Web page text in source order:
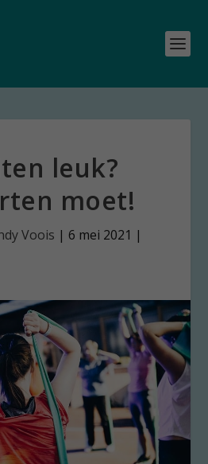
leuk?
moet!
Voois | 6 mei 2021 |